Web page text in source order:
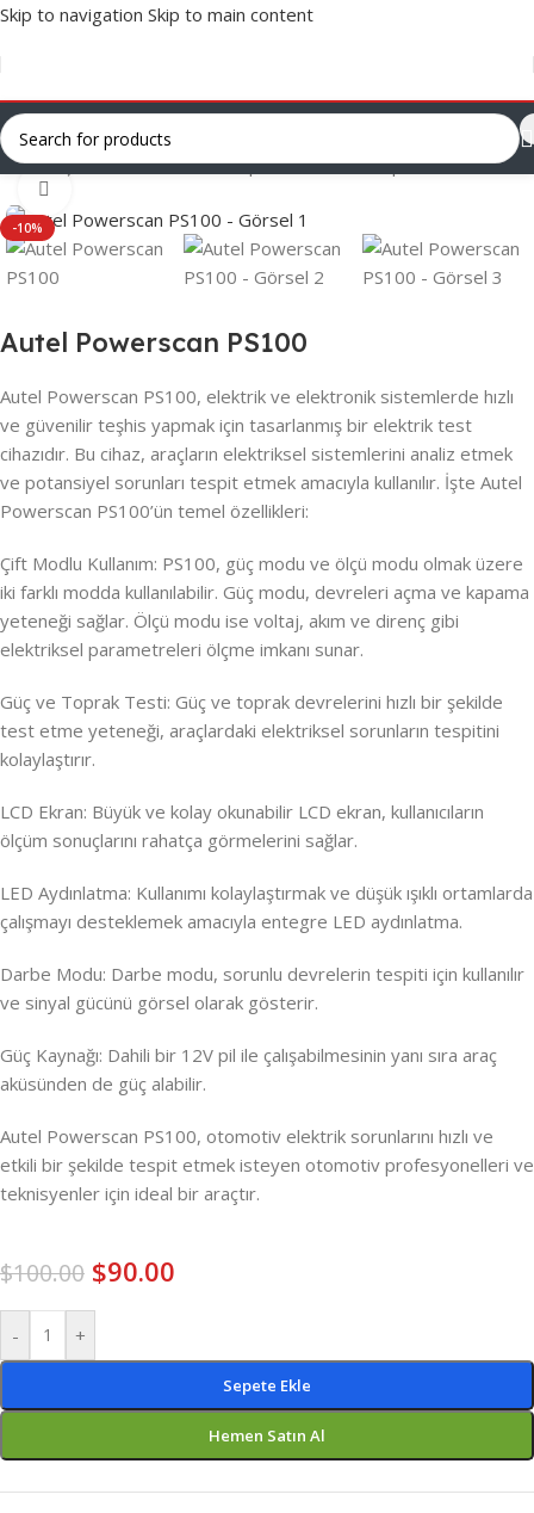
Skip to navigation Skip to main content
Ana Sayfa/Servis Yardımcı Ekipmanları/Test Ekipmanları
-10%
Autel Powerscan PS100
Autel Powerscan PS100, elektrik ve elektronik sistemlerde hızlı
ve güvenilir teşhis yapmak için tasarlanmış bir elektrik test
cihazıdır. Bu cihaz, araçların elektriksel sistemlerini analiz etmek
ve potansiyel sorunları tespit etmek amacıyla kullanılır. İşte Autel
Powerscan PS100’ün temel özellikleri:
Çift Modlu Kullanım: PS100, güç modu ve ölçü modu olmak üzere
iki farklı modda kullanılabilir. Güç modu, devreleri açma ve kapama
yeteneği sağlar. Ölçü modu ise voltaj, akım ve direnç gibi
elektriksel parametreleri ölçme imkanı sunar.
Güç ve Toprak Testi: Güç ve toprak devrelerini hızlı bir şekilde
test etme yeteneği, araçlardaki elektriksel sorunların tespitini
kolaylaştırır.
LCD Ekran: Büyük ve kolay okunabilir LCD ekran, kullanıcıların
ölçüm sonuçlarını rahatça görmelerini sağlar.
LED Aydınlatma: Kullanımı kolaylaştırmak ve düşük ışıklı ortamlarda
çalışmayı desteklemek amacıyla entegre LED aydınlatma.
Darbe Modu: Darbe modu, sorunlu devrelerin tespiti için kullanılır
ve sinyal gücünü görsel olarak gösterir.
Güç Kaynağı: Dahili bir 12V pil ile çalışabilmesinin yanı sıra araç
aküsünden de güç alabilir.
Autel Powerscan PS100, otomotiv elektrik sorunlarını hızlı ve
etkili bir şekilde tespit etmek isteyen otomotiv profesyonelleri ve
teknisyenler için ideal bir araçtır.
$100.00 $90.00
- +
Sepete Ekle
Hemen Satın Al